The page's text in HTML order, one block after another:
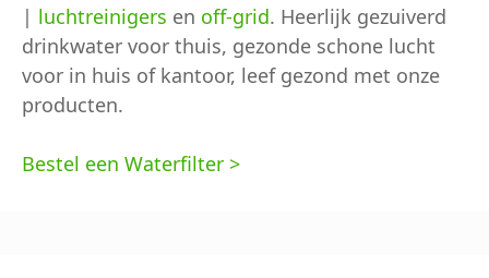
| luchtreinigers en off-grid. Heerlijk gezuiverd
drinkwater voor thuis, gezonde schone lucht
voor in huis of kantoor, leef gezond met onze
producten.
Bestel een Waterfilter >